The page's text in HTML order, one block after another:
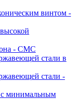
винтом -
- CMC
стали в
стали -
минимальным